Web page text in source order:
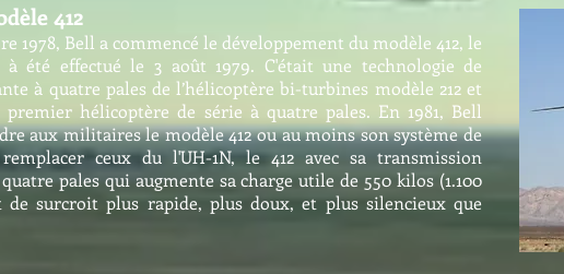
412
1978, Bell a commencé le développement du modèle 412, le
été effectué le 3 août 1979. C'était une technologie de
à quatre pales de l’hélicoptère bi-turbines modèle 212 et
hélicoptère de série à quatre pales. En 1981, Bell
aux militaires le modèle 412 ou au moins son système de
ceux du l'UH-1N, le 412 avec sa transmission
pales qui augmente sa charge utile de 550 kilos (1.100
surcroit plus rapide, plus doux, et plus silencieux que